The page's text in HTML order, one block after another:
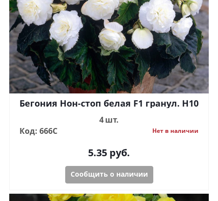
Бегония Нон-стоп белая F1 гранул. Н10
4 шт.
Код: 666С
Нет в наличии
5.35 руб.
Сообщить о наличии